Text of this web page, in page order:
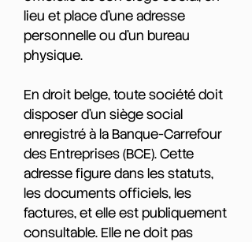
lieu et place d'une adresse
personnelle ou d'un bureau
physique.
En droit belge, toute société doit
disposer d'un siège social
enregistré à la Banque-Carrefour
des Entreprises (BCE). Cette
adresse figure dans les statuts,
les documents officiels, les
factures, et elle est publiquement
consultable. Elle ne doit pas